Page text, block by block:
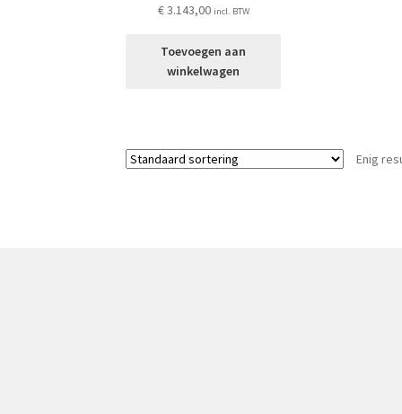
€3.143,00 incl. BTW
Toevoegen aan
winkelwagen
Enig